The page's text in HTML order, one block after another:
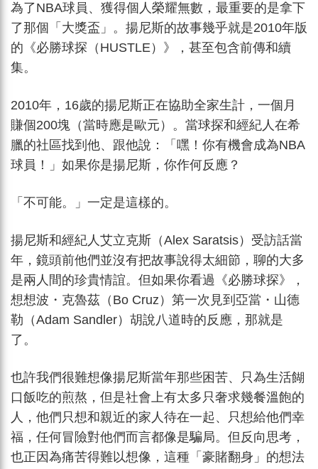
為了NBA球員、獲得個人榮耀無數，最重要的是拿下
了那個「大獎盃」。揚尼斯的故事幾乎就是2010年版
的《必勝球探（HUSTLE）》，甚至包含前傳和續
集。
2010年，16歲的揚尼斯正在協助全家生計，一個月
賺個200塊（當時應是歐元）。當球探和經紀人在希
臘的社區找到他、跟他說：「嘿！你有機會成為NBA
球員！」如果你是揚尼斯，你作何反應？
「不可能。」一定是這樣的。
揚尼斯和經紀人艾立克斯（Alex Saratsis）受訪話當
年，鏡頭前他們並沒有把故事說得太細節，聊的大多
是兩人間的珍貴情誼。但如果你看過《必勝球探》，
想想波・克魯茲（Bo Cruz）第一次見到亞當・山德
勒（Adam Sandler）胡說八道時的反應，那就是
了。
也許我們很難想像揚尼斯當年那些困苦、只為生活餬
口飯吃的煎熬，但是社會上有太多只奢求幾餐溫飽的
人，他們只想和親近的家人待在一起、只想給他們幸
福，任何冒險對他們而言都像是騙局。但反向思考，
也正因為痛苦得難以想像，這種「豪賭翻身」的想法